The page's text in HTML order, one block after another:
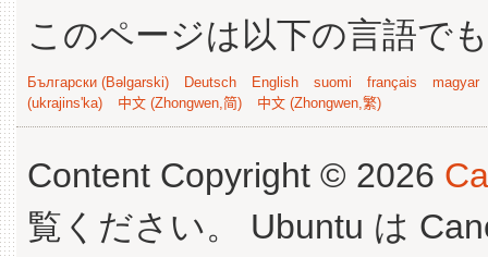
このページは以下の言語で
Български (Bəlgarski) Deutsch English suomi français
magyar
(ukrajins'ka)
中文 (Zhongwen,简) 中文 (Zhongwen,繁)
Content Copyright © 2026
覧ください。 Ubuntu は